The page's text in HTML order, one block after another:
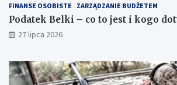
FINANSE OSOBISTE ZARZĄDZANIE BUDŻETEM
Podatek Belki – co to jest i kogo
27 lipca 2026